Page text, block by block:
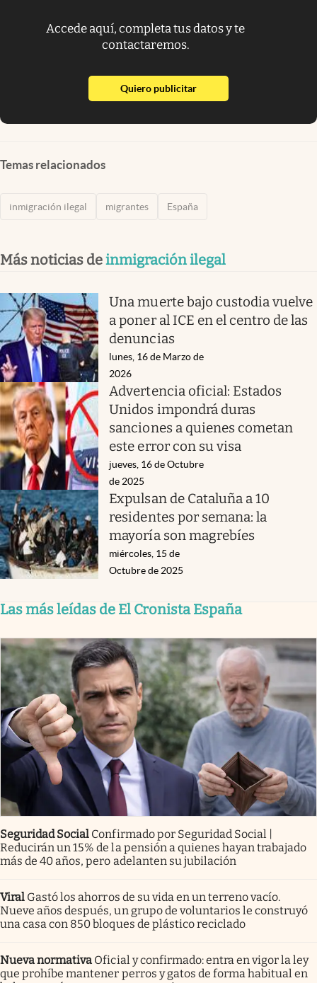
Accede aquí, completa tus datos y te
contactaremos.
Quiero publicitarabre en nueva pestaña
Temas relacionados
inmigración ilegal migrantes España
Más noticias deinmigración ilegal
Una muerte bajo custodia vuelve
a poner al ICE en el centro de las
denuncias
lunes, 16 de Marzo de
2026
Advertencia oficial: Estados
Unidos impondrá duras
sanciones a quienes cometan
este error con su visa
jueves, 16 de Octubre
de 2025
Expulsan de Cataluña a 10
residentes por semana: la
mayoría son magrebíes
miércoles, 15 de
Octubre de 2025
Las más leídas de El Cronista España
Seguridad Social Confirmado por Seguridad Social |
Reducirán un 15% de la pensión a quienes hayan trabajado
más de 40 años, pero adelanten su jubilación
Viral Gastó los ahorros de su vida en un terreno vacío.
Nueve años después, un grupo de voluntarios le construyó
una casa con 850 bloques de plástico reciclado
Nueva normativa Oficial y confirmado: entra en vigor la ley
que prohíbe mantener perros y gatos de forma habitual en